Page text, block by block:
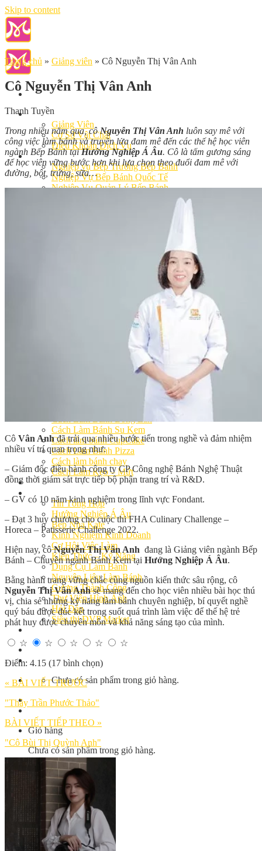
Skip to content
Giới Thiệu
Giảng Viên
Cơ Sở Vật Chất
Điều Khoản Dịch Vụ
Học Làm Bánh
Nghiệp vụ Bếp Trưởng Bếp Bánh
Nghiệp Vụ Bếp Bánh Quốc Tế
Nghiệp Vụ Quản Lý Bếp Bánh
Khóa Học Bánh Kinh Doanh
Khóa Học Handmade Mini Cake
Cách Làm Bánh Trung Thu
Cách Làm Bánh Su Kem
Cách làm bánh CupCake
Cách Làm Bánh Pizza
Cách làm bánh chay
Cách Làm Kẹo – Mứt
Video
Tin Tổng Hợp
Hướng Nghiệp Á Âu
Bếp Nhà Kate
Kinh Nghiệm Kinh Doanh
Cơ Hội Việc Làm
Kiến Thức – Kỹ Năng
Dụng Cụ Làm Bánh
Nguyên Liệu Làm Bánh
Gương Thành Công
Thư Viện Hình Ảnh
Hỏi Đáp
Siêu thị ĐVP Market
Việc Làm
Chưa có sản phẩm trong giỏ hàng.
Giỏ hàng
Chưa có sản phẩm trong giỏ hàng.
Trang chủ » Giảng viên » Cô Nguyễn Thị Vân Anh
Cô Nguyễn Thị Vân Anh
Thanh Tuyền
Trong nhiều năm qua, côNguyễn Thị Vân Anh luôn say mê với
công việc làm bánh và truyền lửa đam mê đến các thế hệ học viên
ngành Bếp Bánh tạiHướng Nghiệp Á Âu. Cô là tấm gương sáng
để học viên vững bước hơn khi lựa chọn theo đuổi đam mê với
đường, bột, trứng, sữa…
Cô Vân Anhđã trải qua nhiều bước tiến trong nghề và đảm nhiệm
nhiều ví trí quan trọng như:
– Giám đốc điều hành công ty CP Công nghệ Bánh Nghệ Thuật
đồng thời giám sát trực tiếp bộ phận trang trí và R&D.
– GV có 10 năm kinh nghiệm trong lĩnh vực Fondant.
– Đạt 3 huy chương cho cuộc thi FHA Culinary Challenge –
Horeca – Patisserie Challenge 2022.
Hiện nay, côNguyễn Thị Vân Anh đang là Giảng viên ngành Bếp
Bánh – Chuyên ngành Bánh Kem tại Hướng Nghiệp Á Âu.
Bằng hành trang vững chắc cùng nguồn kiến thức sâu rộng, cô
Nguyễn Thị Vân Anhsẽ mang đến cho học viên nhiều bài học thú
vị, chia sẻ những kỹ năng làm bánh chuyên nghiệp, bí quyết nghề
quý báu được đúc kết trong suốt quá trình làm việc để thế hệ trẻ
phát huy được chuyên môn và khả năng sáng tạo của mình.
☆ ☆ ☆ ☆
☆
Điểm: 4.15 (17 bình chọn)
« BÀI VIẾT TRƯỚC
"Thầy Trần Phước Thảo"
BÀI VIẾT TIẾP THEO »
"Cô Bùi Thị Quỳnh Anh"